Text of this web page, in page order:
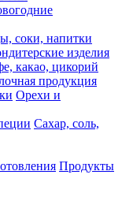
соки, напитки
изделия
какао, цикорий
продукция
Орехи и
Сахар, соль,
Продукты